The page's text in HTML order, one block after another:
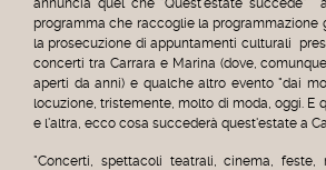
annuncia quel che "Quest'estate succede"
programma che raccoglie la programmazione
la prosecuzione di appuntamenti culturali
concerti tra Carrara e Marina (dove,
aperti da anni) e qualche altro evento "dai
locuzione, tristemente, molto di moda, oggi. E
e l'altra, ecco cosa succederà quest'estate a
"Concerti, spettacoli teatrali, cinema, feste,